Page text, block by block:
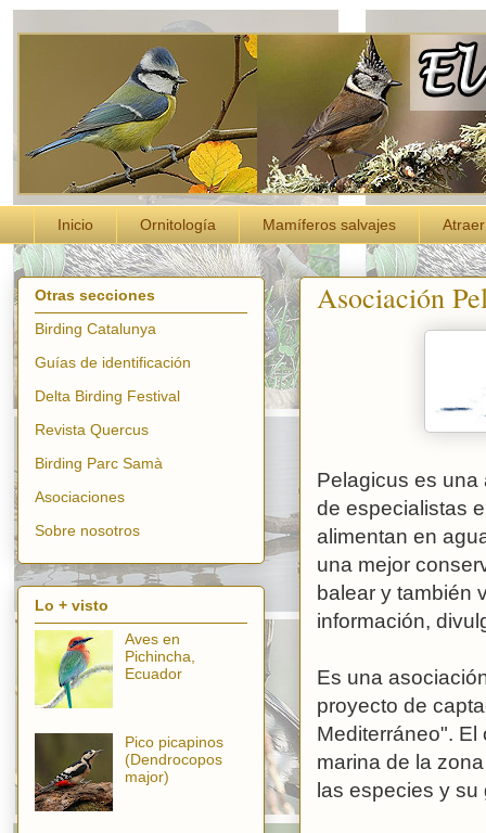
Inicio Ornitología Mamíferos salvajes
Asociación
Pelagicus es una
de especialistas
alimentan en
una mejor
balear y también
información,
Es una
proyecto de
Mediterráneo".
marina de la
las especies y su
Otras secciones
Birding Catalunya
Guías de identificación
Delta Birding Festival
Revista Quercus
Birding Parc Samà
Asociaciones
Sobre nosotros
Lo + visto
Aves en
Pichincha,
Ecuador
Pico picapinos
(Dendrocopos
major)